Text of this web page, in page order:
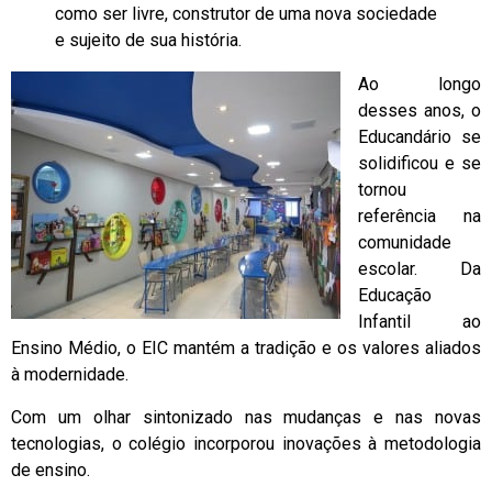
como ser livre, construtor de uma nova sociedade
e sujeito de sua história.
Ao longo
desses anos, o
Educandário se
solidificou e se
tornou
referência na
comunidade
escolar. Da
Educação
Infantil ao
Ensino Médio, o EIC mantém a tradição e os valores aliados
à modernidade.
Com um olhar sintonizado nas mudanças e nas novas
tecnologias, o colégio incorporou inovações à metodologia
de ensino.